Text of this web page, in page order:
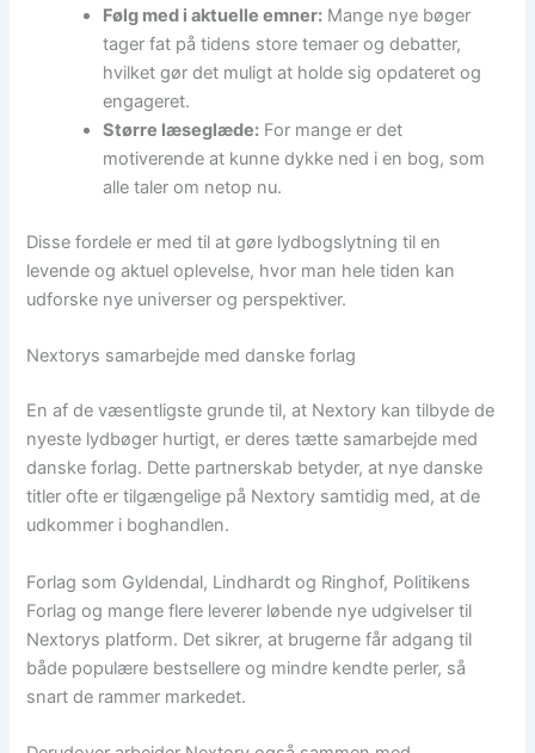
Følg med i aktuelle emner: Mange nye bøger
tager fat på tidens store temaer og debatter,
hvilket gør det muligt at holde sig opdateret og
engageret.
Større læseglæde: For mange er det
motiverende at kunne dykke ned i en bog, som
alle taler om netop nu.
Disse fordele er med til at gøre lydbogslytning til en
levende og aktuel oplevelse, hvor man hele tiden kan
udforske nye universer og perspektiver.
Nextorys samarbejde med danske forlag
En af de væsentligste grunde til, at Nextory kan tilbyde de
nyeste lydbøger hurtigt, er deres tætte samarbejde med
danske forlag. Dette partnerskab betyder, at nye danske
titler ofte er tilgængelige på Nextory samtidig med, at de
udkommer i boghandlen.
Forlag som Gyldendal, Lindhardt og Ringhof, Politikens
Forlag og mange flere leverer løbende nye udgivelser til
Nextorys platform. Det sikrer, at brugerne får adgang til
både populære bestsellere og mindre kendte perler, så
snart de rammer markedet.